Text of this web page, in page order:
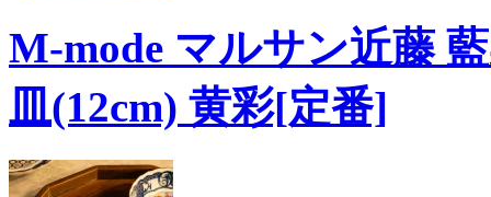
M-mode マルサン近藤
皿(12cm) 黄彩[定番]